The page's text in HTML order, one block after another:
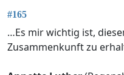
#165
…Es mir wichtig ist,
Zusammenkunft zu